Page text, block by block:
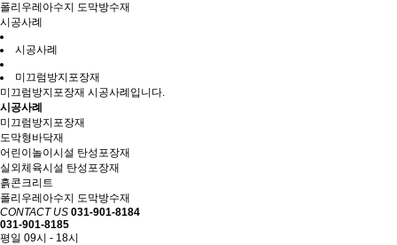
폴리우레아수지 도막방수재
시공사례
시공사례
미끄럼방지포장재
미끄럼방지포장재 시공사례입니다.
시공사례
미끄럼방지포장재
도막형바닥재
어린이놀이시설 탄성포장재
실외체육시설 탄성포장재
흙콘크리트
폴리우레아수지 도막방수재
CONTACT US 031-901-8184
031-901-8185
평일 09시 - 18시